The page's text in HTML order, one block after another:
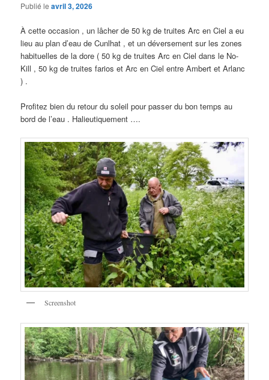
Publié leavril 3, 2026
À cette occasion , un lâcher de 50 kg de truites Arc en Ciel a eu
lieu au plan d’eau de Cunlhat , et un déversement sur les zones
habituelles de la dore ( 50 kg de truites Arc en Ciel dans le No-
Kill , 50 kg de truites farios et Arc en Ciel entre Ambert et Arlanc
) .
Profitez bien du retour du soleil pour passer du bon temps au
bord de l’eau . Halieutiquement ….
Screenshot